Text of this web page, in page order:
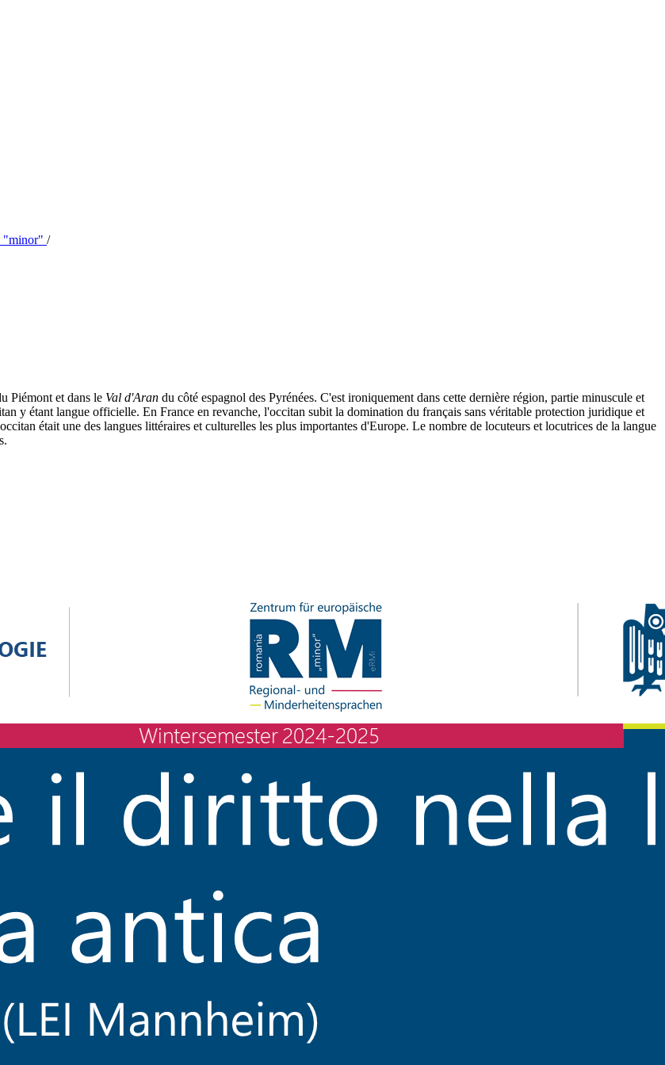
"minor" /
Piémont et dans le Val d'Aran du côté espagnol des Pyrénées. C'est ironiquement dans cette dernière région, partie minuscule et
y étant langue officielle. En France en revanche, l'occitan subit la domination du français sans véritable protection juridique et
était une des langues littéraires et culturelles les plus importantes d'Europe. Le nombre de locuteurs et locutrices de la langue